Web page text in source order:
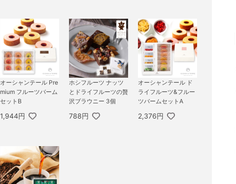
オーシャンテール Pre
mium フルーツバーム
セットB
1,944円
ホシフルーツ ナッツ
とドライフルーツの贅
沢ブラウニー 3個
788円
オーシャンテール ド
ライフルーツ&フルー
ツバームセットA
2,376円